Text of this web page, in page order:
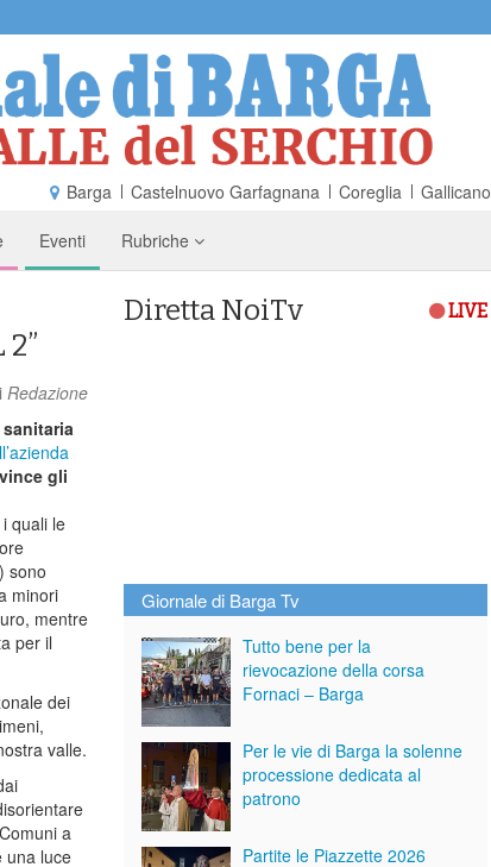
Barga Castelnuovo Garfagnana Coreglia Gallicano
Eventi Rubriche
Redazione
gli
quali le
sono
minori
mentre
per il
dei
valle.
a
una luce
Diretta NoiTv LIVE
Giornale di Barga Tv
Tutto bene per la
rievocazione della corsa
Fornaci – Barga
Per le vie di Barga la solenne
processione dedicata al
patrono
Partite le Piazzette 2026